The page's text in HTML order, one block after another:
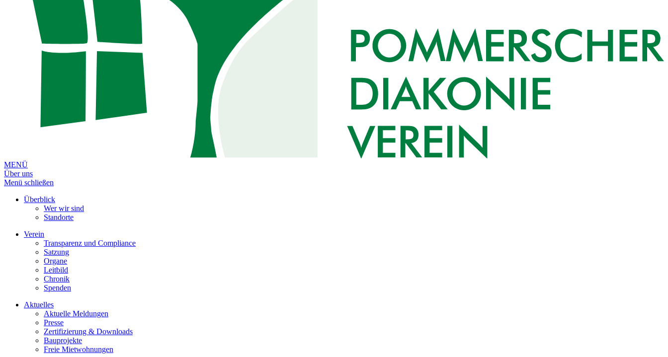
MENÜ
Über uns
Menü schließen
Überblick
Wer wir sind
Standorte
Verein
Transparenz und Compliance
Satzung
Organe
Leitbild
Chronik
Spenden
Aktuelles
Aktuelle Meldungen
Presse
Zertifizierung & Downloads
Bauprojekte
Freie Mietwohnungen